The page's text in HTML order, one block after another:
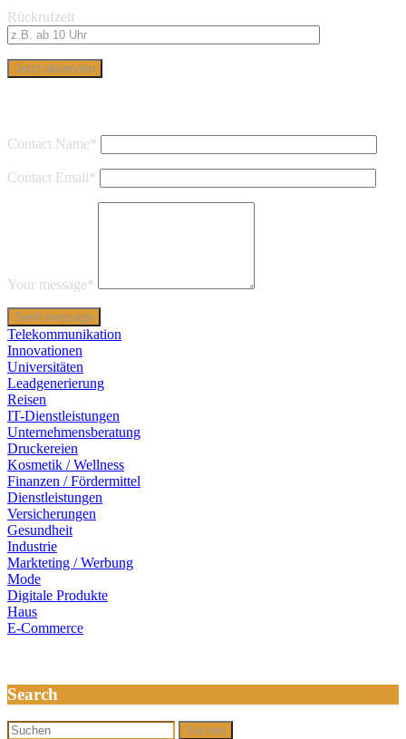
Rückrufzeit
Contact Name*
Contact Email*
Your message*
Telekommunikation
Innovationen
Universitäten
Leadgenerierung
Reisen
IT-Dienstleistungen
Unternehmensberatung
Druckereien
Kosmetik / Wellness
Finanzen / Fördermittel
Dienstleistungen
Versicherungen
Gesundheit
Industrie
Markteting / Werbung
Mode
Digitale Produkte
Haus
E-Commerce
Search
Suchen